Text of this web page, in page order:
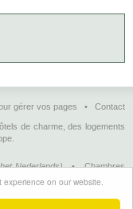
on our website.
gérer vos pages • Contact
de charme, des logements
Nederlands)•Chambres
(en français) •
•Bed & breakfast, hoteles